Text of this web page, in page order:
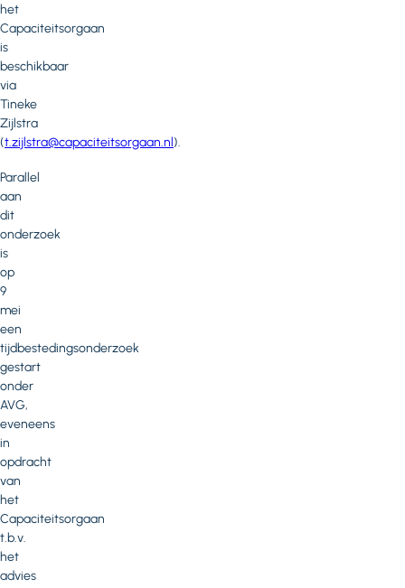
het
Capaciteitsorgaan
is
beschikbaar
via
Tineke
Zijlstra
(t.zijlstra@capaciteitsorgaan.nl).
Parallel
aan
dit
onderzoek
is
op
9
mei
een
tijdbestedingsonderzoek
gestart
onder
AVG,
eveneens
in
opdracht
van
het
Capaciteitsorgaan
t.b.v.
het
advies